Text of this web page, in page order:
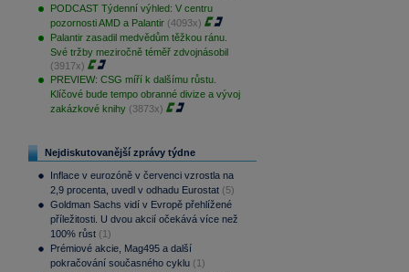
PODCAST Týdenní výhled: V centru
pozornosti AMD a Palantir (4093x)
Palantir zasadil medvědům těžkou ránu.
Své tržby meziročně téměř zdvojnásobil
(3917x)
PREVIEW: CSG míří k dalšímu růstu.
Klíčové bude tempo obranné divize a vývoj
zakázkové knihy (3873x)
Nejdiskutovanější zprávy týdne
Inflace v eurozóně v červenci vzrostla na
2,9 procenta, uvedl v odhadu Eurostat (5)
Goldman Sachs vidí v Evropě přehlížené
příležitosti. U dvou akcií očekává více než
100% růst (1)
Prémiové akcie, Mag495 a další
pokračování současného cyklu (1)